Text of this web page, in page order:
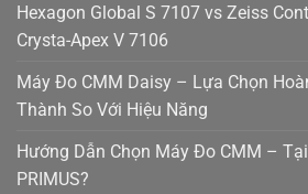
Hexagon Global S 7107 vs Zeiss
Crysta-Apex V 7106
Máy Đo CMM Daisy – Lựa Chọn
Thành So Với Hiệu Năng
Hướng Dẫn Chọn Máy Đo CMM –
PRIMUS?